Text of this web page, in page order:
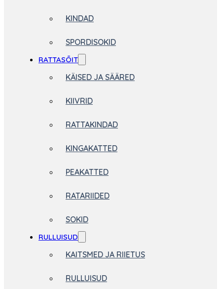
KINDAD
SPORDISOKID
RATTASÕIT
KÄISED JA SÄÄRED
KIIVRID
RATTAKINDAD
KINGAKATTED
PEAKATTED
RATARIIDED
SOKID
RULLUISUD
KAITSMED JA RIIETUS
RULLUISUD